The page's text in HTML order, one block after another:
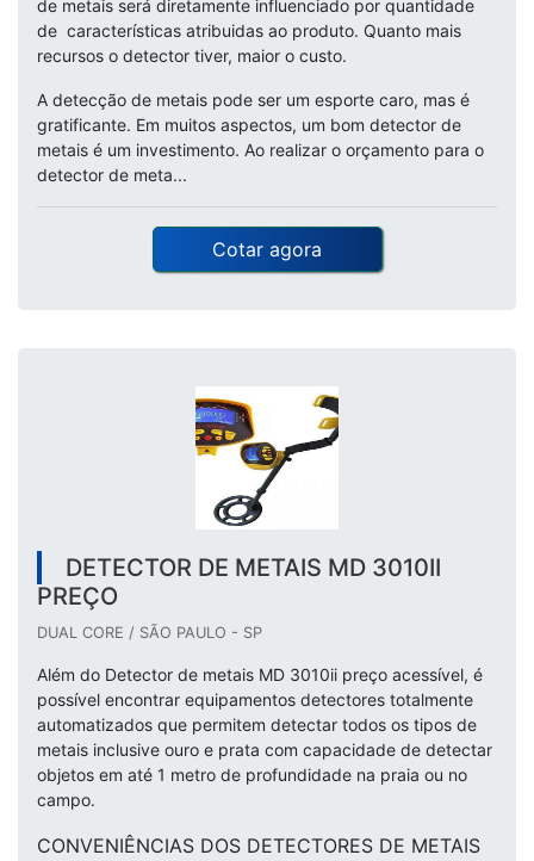
de metais será diretamente influenciado por quantidade
de características atribuidas ao produto. Quanto mais
recursos o detector tiver, maior o custo.
A detecção de metais pode ser um esporte caro, mas é
gratificante. Em muitos aspectos, um bom detector de
metais é um investimento. Ao realizar o orçamento para o
detector de meta...
Cotar agora
DETECTOR DE METAIS MD 3010II
PREÇO
DUAL CORE / SÃO PAULO - SP
Além do Detector de metais MD 3010ii preço acessível, é
possível encontrar equipamentos detectores totalmente
automatizados que permitem detectar todos os tipos de
metais inclusive ouro e prata com capacidade de detectar
objetos em até 1 metro de profundidade na praia ou no
campo.
CONVENIÊNCIAS DOS DETECTORES DE METAIS